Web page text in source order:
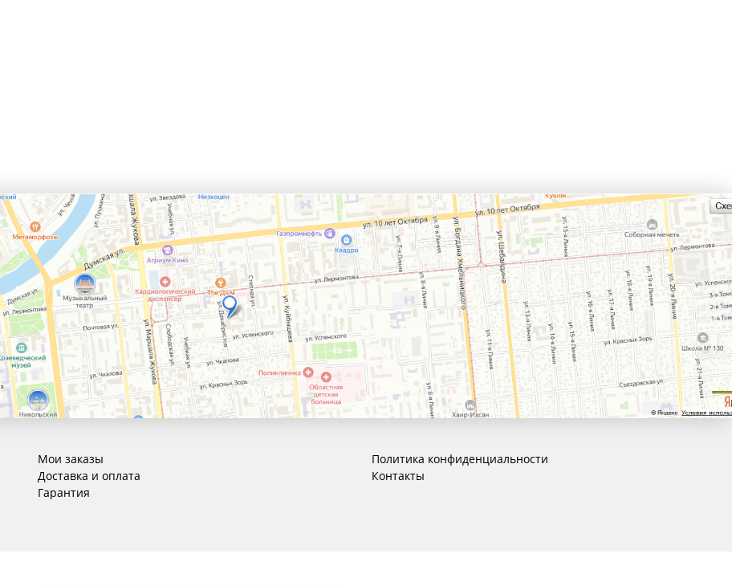
Мои заказы
Доставка и оплата
Гарантия
Политика конфиденциальности
Контакты